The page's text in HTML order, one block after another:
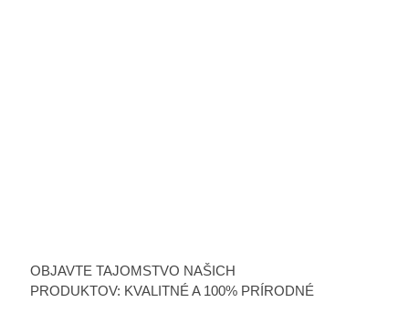
OBJAVTE TAJOMSTVO NAŠICH
PRODUKTOV: KVALITNÉ A 100% PRÍRODNÉ